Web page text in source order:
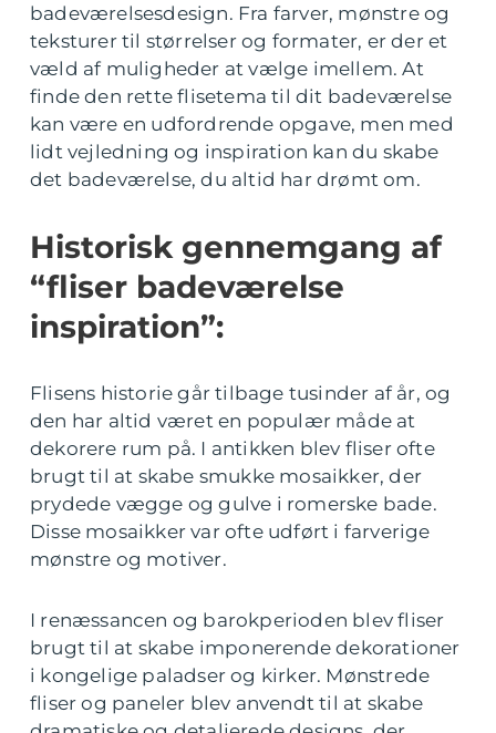
badeværelsesdesign. Fra farver, mønstre og
teksturer til størrelser og formater, er der et
væld af muligheder at vælge imellem. At
finde den rette flisetema til dit badeværelse
kan være en udfordrende opgave, men med
lidt vejledning og inspiration kan du skabe
det badeværelse, du altid har drømt om.
Historisk gennemgang af
“fliser badeværelse
inspiration”:
Flisens historie går tilbage tusinder af år, og
den har altid været en populær måde at
dekorere rum på. I antikken blev fliser ofte
brugt til at skabe smukke mosaikker, der
prydede vægge og gulve i romerske bade.
Disse mosaikker var ofte udført i farverige
mønstre og motiver.
I renæssancen og barokperioden blev fliser
brugt til at skabe imponerende dekorationer
i kongelige paladser og kirker. Mønstrede
fliser og paneler blev anvendt til at skabe